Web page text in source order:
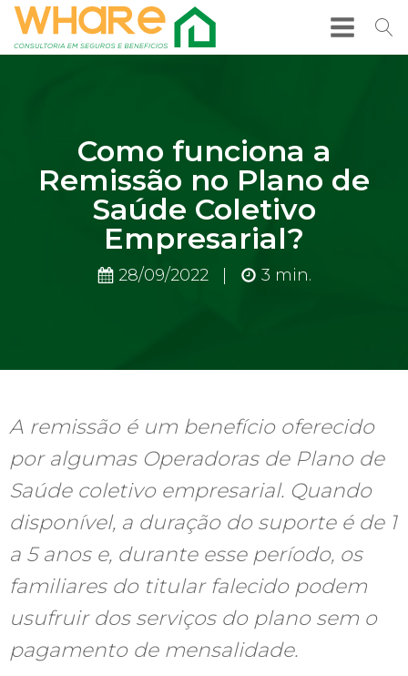
Como funciona a
Remissão no Plano de
Saúde Coletivo
Empresarial?
28/09/2022 3 min.
A remissão é um benefício oferecido
por algumas Operadoras de Plano de
Saúde coletivo empresarial. Quando
disponível, a duração do suporte é de 1
a 5 anos e, durante esse período, os
familiares do titular falecido podem
usufruir dos serviços do plano sem o
pagamento de mensalidade.